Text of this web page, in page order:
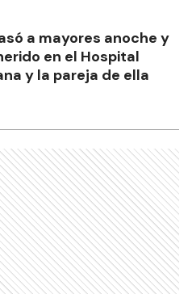
a mayores anoche y
en el Hospital
y la pareja de ella